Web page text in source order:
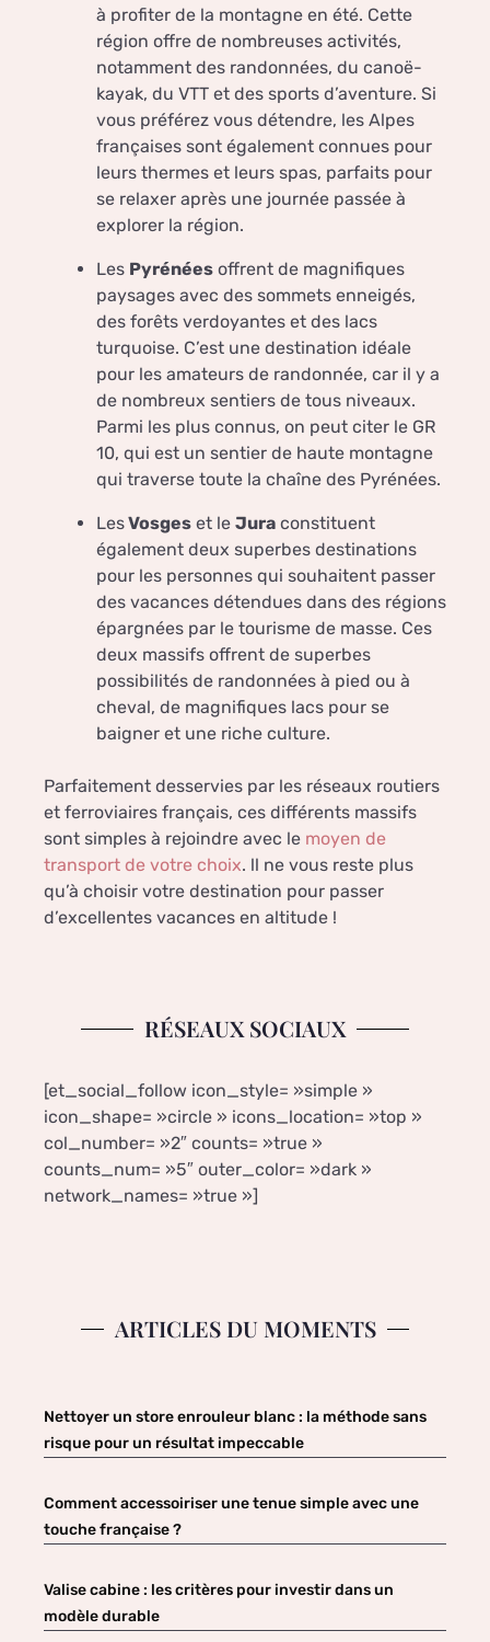
à profiter de la montagne en été. Cette
région offre de nombreuses activités,
notamment des randonnées, du canoë-
kayak, du VTT et des sports d’aventure. Si
vous préférez vous détendre, les Alpes
françaises sont également connues pour
leurs thermes et leurs spas, parfaits pour
se relaxer après une journée passée à
explorer la région.
Les Pyrénées offrent de magnifiques
paysages avec des sommets enneigés,
des forêts verdoyantes et des lacs
turquoise. C’est une destination idéale
pour les amateurs de randonnée, car il y a
de nombreux sentiers de tous niveaux.
Parmi les plus connus, on peut citer le GR
10, qui est un sentier de haute montagne
qui traverse toute la chaîne des Pyrénées.
LesVosges et le Jura constituent
également deux superbes destinations
pour les personnes qui souhaitent passer
des vacances détendues dans des régions
épargnées par le tourisme de masse. Ces
deux massifs offrent de superbes
possibilités de randonnées à pied ou à
cheval, de magnifiques lacs pour se
baigner et une riche culture.
Parfaitement desservies par les réseaux routiers
et ferroviaires français, ces différents massifs
sont simples à rejoindre avec le moyen de
transport de votre choix. ll ne vous reste plus
qu’à choisir votre destination pour passer
d’excellentes vacances en altitude !
RÉSEAUX SOCIAUX
[et_social_follow icon_style= »simple »
icon_shape= »circle » icons_location= »top »
col_number= »2″ counts= »true »
counts_num= »5″ outer_color= »dark »
network_names= »true »]
ARTICLES DU MOMENTS
Nettoyer un store enrouleur blanc : la méthode sans
risque pour un résultat impeccable
Comment accessoiriser une tenue simple avec une
touche française ?
Valise cabine : les critères pour investir dans un
modèle durable